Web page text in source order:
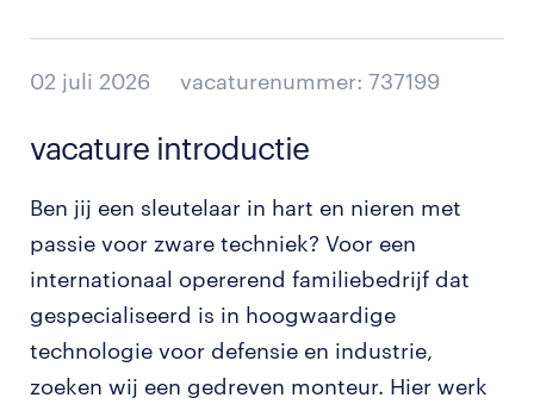
02 juli 2026 vacaturenummer: 737199
vacature introductie
Ben jij een sleutelaar in hart en nieren met
passie voor zware techniek? Voor een
internationaal opererend familiebedrijf dat
gespecialiseerd is in hoogwaardige
technologie voor defensie en industrie,
zoeken wij een gedreven monteur. Hier werk